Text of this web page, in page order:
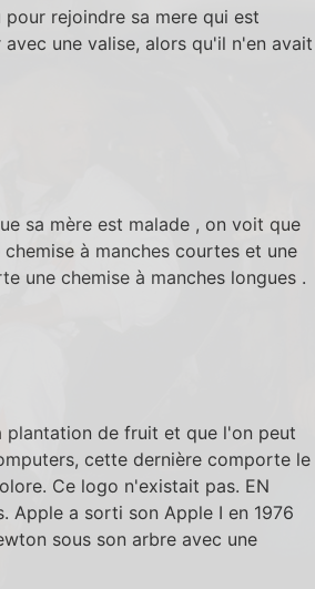
rejoindre sa mere qui est
une valise, alors qu'il n'en avait
sa mère est malade , on voit que
à manches courtes et une
une chemise à manches longues .
plantation de fruit et que l'on peut
cette dernière comporte le
Ce logo n'existait pas. EN
Apple a sorti son Apple I en 1976
sous son arbre avec une